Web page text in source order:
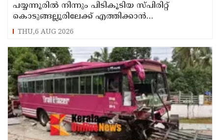
പയ്യന്നൂരിൽ നിന്നും പിടികൂടിയ സ്പിരിറ്റ്
കൊടുങ്ങല്ലൂരിലേക്ക് എത്തിക്കാൻ
പദ്ധതിയിട്ടുവെന്ന് എക്സൈസ് ഡെപ്യൂട്ടി
കമ്മിഷണർ
THU,6 AUG 2026